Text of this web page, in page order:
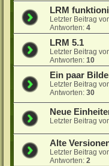
LRM
Letzter Beitrag
Antworten:4
LRM 5.1
Letzter Beitrag
Antworten:10
Ein paar
Letzter Beitrag
Antworten:30
Neue
Letzter Beitrag
Alte
Letzter Beitrag
Antworten:2